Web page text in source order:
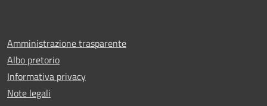
Amministrazione trasparente
Albo pretorio
Informativa privacy
Note legali